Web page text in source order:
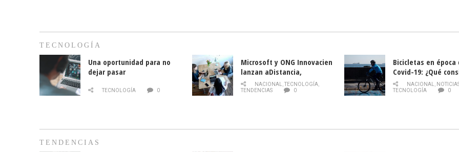
TECNOLOGÍA
Una oportunidad para no
dejar pasar
TECNOLOGÍA 0
Microsoft y ONG Innovacien
lanzan aDistancia,
plataforma con cursos
gratuitos online sobre
NACIONAL,TECNOLOGÍA,
TENDENCIAS
0
Bicicletas en época
Covid-19: ¿Qué
momento de
NACIONAL,
TECNOLOGÍA
0
TENDENCIAS